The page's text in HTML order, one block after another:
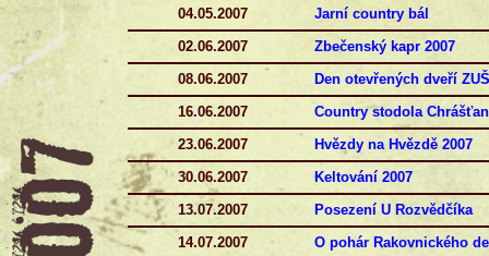
04.05.2007
Jarní country bál
02.06.2007
Zbečenský kapr 2007
08.06.2007
Den otevřených dveří
16.06.2007
Country stodola
23.06.2007
Hvězdy na Hvězdě 2007
30.06.2007
Keltování 2007
13.07.2007
Posezení U Rozvědčíka
14.07.2007
O pohár Rakovnického